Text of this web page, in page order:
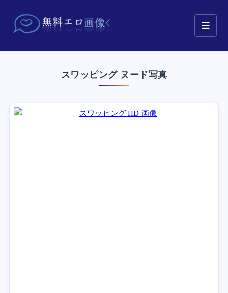
スワッピング ヌード写真